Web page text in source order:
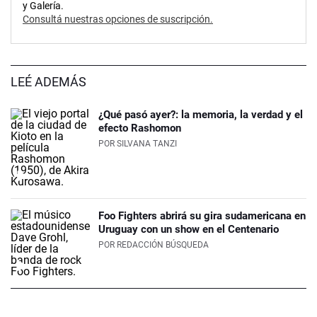
y Galería.
Consultá nuestras opciones de suscripción.
LEÉ ADEMÁS
¿Qué pasó ayer?: la memoria, la verdad y el
efecto Rashomon
POR SILVANA TANZI
Foo Fighters abrirá su gira sudamericana en
Uruguay con un show en el Centenario
POR REDACCIÓN BÚSQUEDA